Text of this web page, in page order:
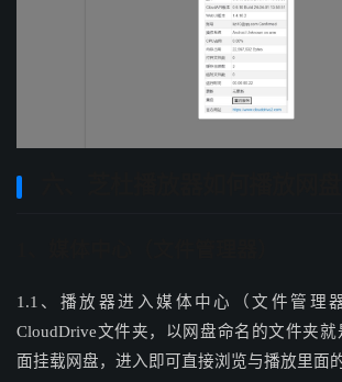
1.1、播放器进入媒体中心（文件管理
CloudDrive文件夹，以网盘命名的文件夹就
面挂载网盘，进入即可直接浏览与播放里面